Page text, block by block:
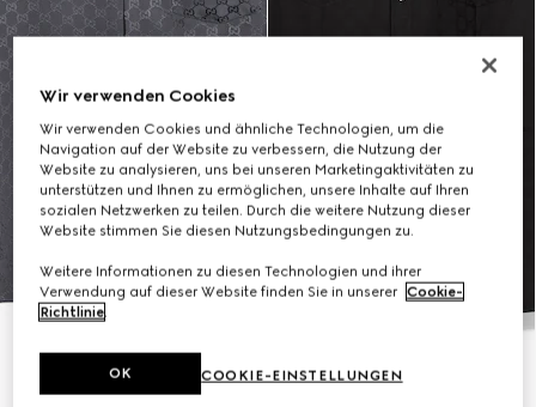
Wir verwenden Cookies
Wir verwenden Cookies und ähnliche Technologien, um die
Navigation auf der Website zu verbessern, die Nutzung der
Website zu analysieren, uns bei unseren Marketingaktivitäten zu
unterstützen und Ihnen zu ermöglichen, unsere Inhalte auf Ihren
sozialen Netzwerken zu teilen. Durch die weitere Nutzung dieser
Website stimmen Sie diesen Nutzungsbedingungen zu.
Weitere Informationen zu diesen Technologien und ihrer
Verwendung auf dieser Website finden Sie in unserer Cookie-
Richtlinie.
COOKIE-EINSTELLUNGEN
OK